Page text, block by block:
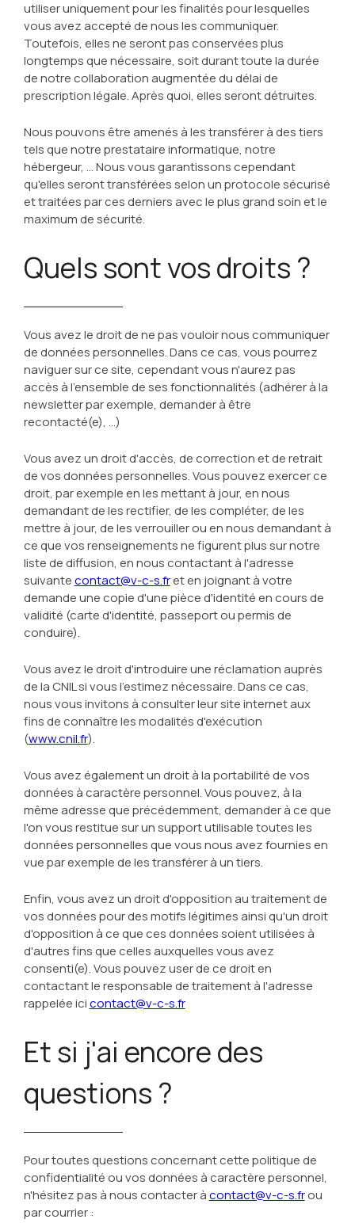
utiliser uniquement pour les finalités pour lesquelles
vous avez accepté de nous les communiquer.
Toutefois, elles ne seront pas conservées plus
longtemps que nécessaire, soit durant toute la durée
de notre collaboration augmentée du délai de
prescription légale. Après quoi, elles seront détruites.
Nous pouvons être amenés à les transférer à des tiers
tels que notre prestataire informatique, notre
hébergeur, … Nous vous garantissons cependant
qu'elles seront transférées selon un protocole sécurisé
et traitées par ces derniers avec le plus grand soin et le
maximum de sécurité.
Quels sont vos droits ?
Vous avez le droit de ne pas vouloir nous communiquer
de données personnelles. Dans ce cas, vous pourrez
naviguer sur ce site, cependant vous n'aurez pas
accès à l'ensemble de ses fonctionnalités (adhérer à la
newsletter par exemple, demander à être
recontacté(e), …)
Vous avez un droit d'accès, de correction et de retrait
de vos données personnelles. Vous pouvez exercer ce
droit, par exemple en les mettant à jour, en nous
demandant de les rectifier, de les compléter, de les
mettre à jour, de les verrouiller ou en nous demandant à
ce que vos renseignements ne figurent plus sur notre
liste de diffusion, en nous contactant à l'adresse
suivantecontact@v-c-s.fret en joignant à votre
demande une copie d'une pièce d'identité en cours de
validité (carte d'identité, passeport ou permis de
conduire).
Vous avez le droit d'introduire une réclamation auprès
de la CNIL si vous l'estimez nécessaire. Dans ce cas,
nous vous invitons à consulter leur site internet aux
fins de connaître les modalités d'exécution
(www.cnil.fr).
Vous avez également un droit à la portabilité de vos
données à caractère personnel. Vous pouvez, à la
même adresse que précédemment, demander à ce que
l'on vous restitue sur un support utilisable toutes les
données personnelles que vous nous avez fournies en
vue par exemple de les transférer à un tiers.
Enfin, vous avez un droit d'opposition au traitement de
vos données pour des motifs légitimes ainsi qu'un droit
d'opposition à ce que ces données soient utilisées à
d'autres fins que celles auxquelles vous avez
consenti(e). Vous pouvez user de ce droit en
contactant le responsable de traitement à l'adresse
rappelée icicontact@v-c-s.fr
Et si j'ai encore des
questions ?
Pour toutes questions concernant cette politique de
confidentialité ou vos données à caractère personnel,
n'hésitez pas à nous contacter àcontact@v-c-s.frou
par courrier :